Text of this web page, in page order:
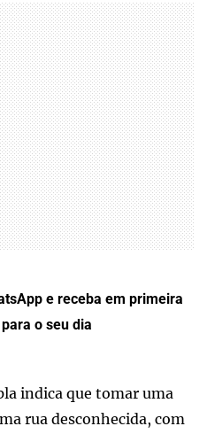
e receba em primeira
o seu dia
indica que tomar uma
rua desconhecida, com